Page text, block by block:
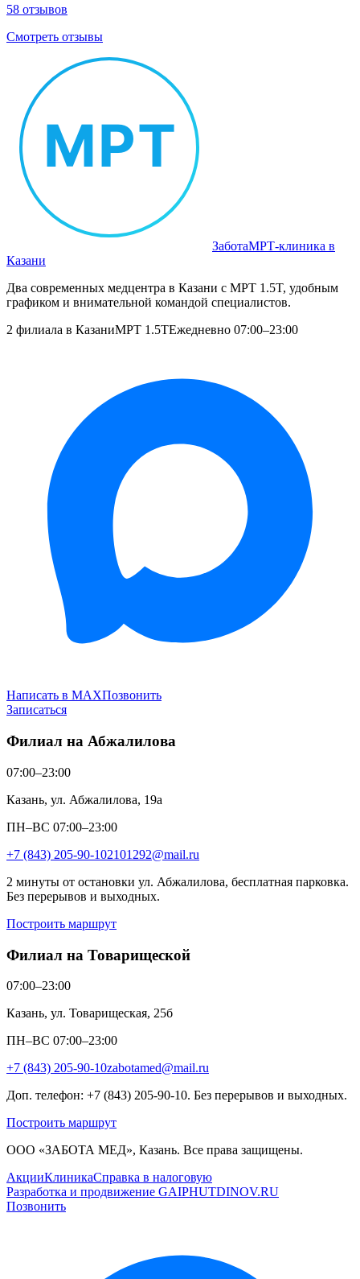
58 отзывов
Смотреть отзывы
ЗаботаМРТ‑клиника в
Казани
Два современных медцентра в Казани с МРТ 1.5T, удобным
графиком и внимательной командой специалистов.
2 филиала в КазаниМРТ 1.5TЕжедневно 07:00–23:00
Написать в MAXПозвонить
Записаться
Филиал на Абжалилова
07:00–23:00
Казань, ул. Абжалилова, 19а
ПН–ВС 07:00–23:00
+7 (843) 205-90-102101292@mail.ru
2 минуты от остановки ул. Абжалилова, бесплатная парковка.
Без перерывов и выходных.
Построить маршрут
Филиал на Товарищеской
07:00–23:00
Казань, ул. Товарищеская, 25б
ПН–ВС 07:00–23:00
+7 (843) 205-90-10zabotamed@mail.ru
Доп. телефон: +7 (843) 205-90-10. Без перерывов и выходных.
Построить маршрут
ООО «ЗАБОТА МЕД», Казань. Все права защищены.
АкцииКлиникаСправка в налоговую
Разработка и продвижение GAIPHUTDINOV.RU
Позвонить